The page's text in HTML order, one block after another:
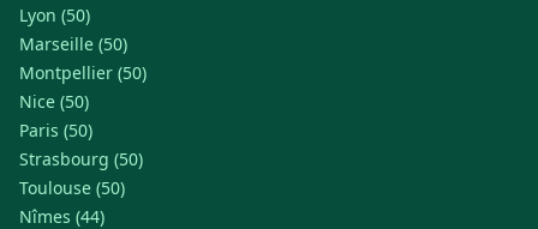
Lyon (50)
Marseille (50)
Montpellier (50)
Nice (50)
Paris (50)
Strasbourg (50)
Toulouse (50)
Nîmes (44)